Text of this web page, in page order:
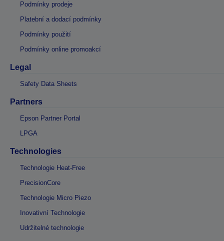
Podmínky prodeje
Platební a dodací podmínky
Podmínky použití
Podmínky online promoakcí
Legal
Safety Data Sheets
Partners
Epson Partner Portal
LPGA
Technologies
Technologie Heat-Free
PrecisionCore
Technologie Micro Piezo
Inovativní Technologie
Udržitelné technologie